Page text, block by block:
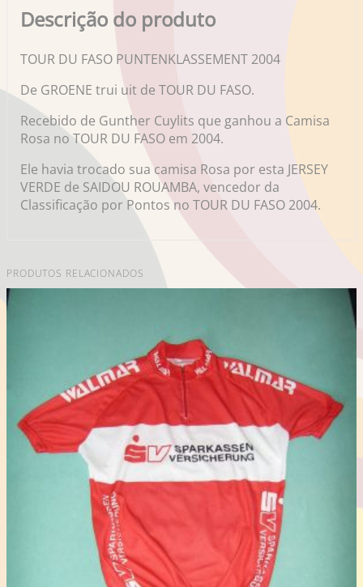
Descrição do produto
TOUR DU FASO PUNTENKLASSEMENT 2004
De GROENE trui uit de TOUR DU FASO.
Recebido de Gunther Cuylits que ganhou a Camisa
Rosa no TOUR DU FASO em 2004.
Ele havia trocado sua camisa Rosa por esta JERSEY
VERDE de SAIDOU ROUAMBA, vencedor da
Classificação por Pontos no TOUR DU FASO 2004.
PRODUTOS RELACIONADOS